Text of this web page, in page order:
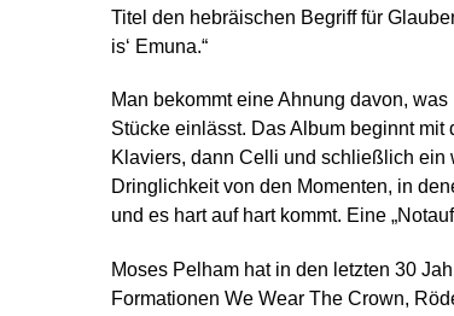
Titel den hebräischen Begriff für
is‘ Emuna.“
Man bekommt eine Ahnung davon,
Stücke einlässt. Das Album beginnt
Klaviers, dann Celli und schließlich ein
Dringlichkeit von den Momenten, in
und es hart auf hart kommt. Eine
Moses Pelham hat in den letzten 30
Formationen We Wear The Crown,